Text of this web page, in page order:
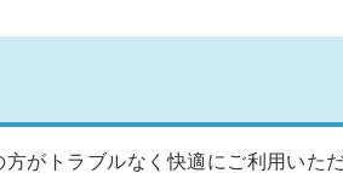
がトラブルなく快適にご利用いた